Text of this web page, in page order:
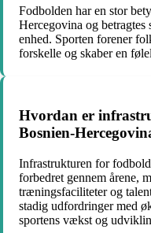
Fodbolden har en stor
Hercegovina og
enhed. Sporten forener
forskelle og skaber en
Hvordan er
Bosnien-
Infrastrukturen for
forbedret gennem årene,
træningsfaciliteter og
stadig udfordringer med
sportens vækst og